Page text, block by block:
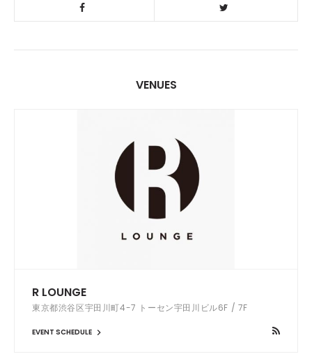
VENUES
R LOUNGE
東京都渋谷区宇田川町4-7 トーセン宇田川ビル6F / 7F
EVENT SCHEDULE